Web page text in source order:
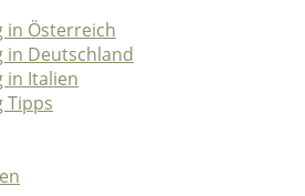
in Österreich
in Deutschland
in Italien
Tipps